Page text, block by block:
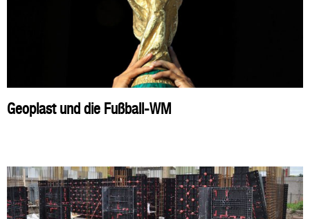
Geoplast und die Fußball-WM